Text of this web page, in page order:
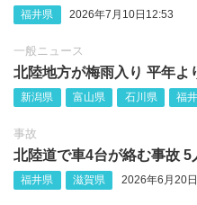
福井県 2026年7月10日12:53
一般ニュース
北陸地方が梅雨入り 平年よ
新潟県 富山県 石川県 福
事故
北陸道で車4台が絡む事故 5
福井県 滋賀県 2026年6月20